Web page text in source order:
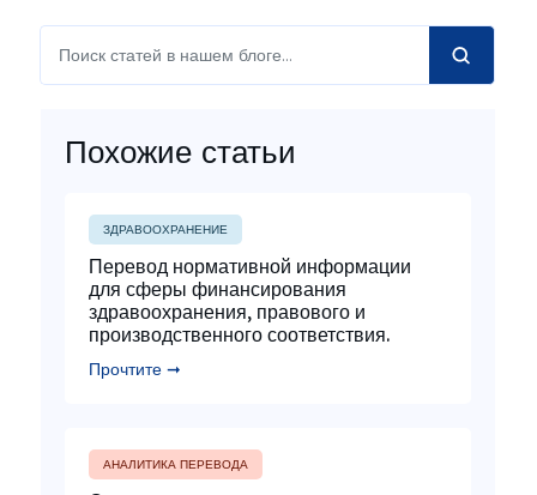
Похожие статьи
ЗДРАВООХРАНЕНИЕ
Перевод нормативной информации
для сферы финансирования
здравоохранения, правового и
производственного соответствия.
Прочтите ➞
АНАЛИТИКА ПЕРЕВОДА